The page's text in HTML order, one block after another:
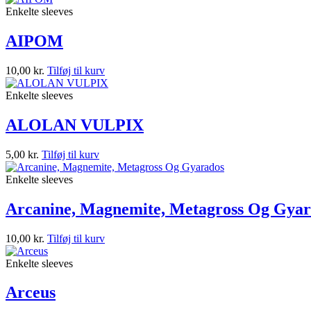
Enkelte sleeves
AIPOM
10,00 kr. Tilføj til kurv
Enkelte sleeves
ALOLAN VULPIX
5,00 kr. Tilføj til kurv
Enkelte sleeves
Arcanine, Magnemite, Metagross Og
10,00 kr. Tilføj til kurv
Enkelte sleeves
Arceus